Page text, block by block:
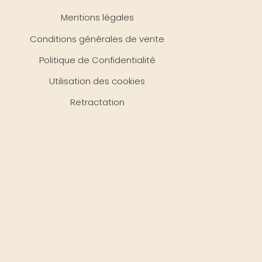
Mentions légales
Conditions générales de vente
Politique de Confidentialité
Utilisation des cookies
Retractation